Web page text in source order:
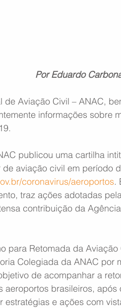
Por Eduardo
de Aviação Civil – ANAC,
informações sobre
publicou uma cartilha
aviação civil em período
coronavirus/aeroportos.
traz ações adotadas
contribuição da
para Retomada da
Colegiada da ANAC por
de acompanhar a
aeroportos brasileiros,
estratégias e ações com